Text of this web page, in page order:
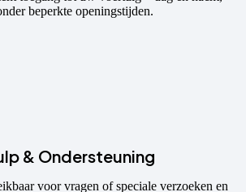
beperkte openingstijden.
& Ondersteuning
voor vragen of speciale verzoeken en